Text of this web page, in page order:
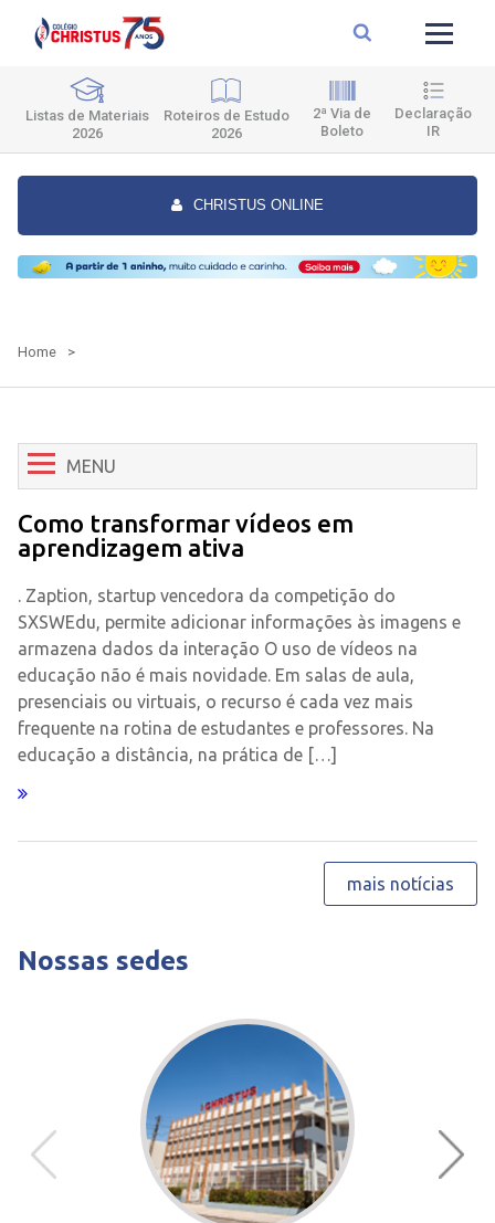
Listas de Materiais
2026
Roteiros de Estudo
2026
2ª Via de
Boleto
Declaração
IR
CHRISTUS ONLINE
Home >
MENU
Como transformar vídeos em
aprendizagem ativa
. Zaption, startup vencedora da competição do
SXSWEdu, permite adicionar informações às imagens e
armazena dados da interação O uso de vídeos na
educação não é mais novidade. Em salas de aula,
presenciais ou virtuais, o recurso é cada vez mais
frequente na rotina de estudantes e professores. Na
educação a distância, na prática de […]
mais notícias
Nossas sedes